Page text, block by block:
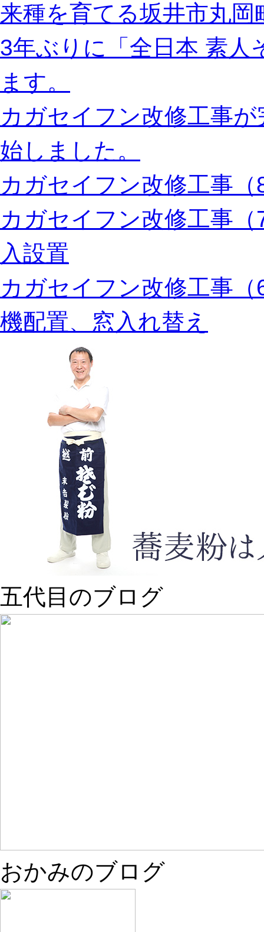
来種を育てる坂井市丸岡
3年ぶりに「全日本 素人
ます。
カガセイフン改修工事
始しました。
カガセイフン改修工事
カガセイフン改修工事
入設置
カガセイフン改修工事
機配置、窓入れ替え
五代目のブログ
おかみのブログ